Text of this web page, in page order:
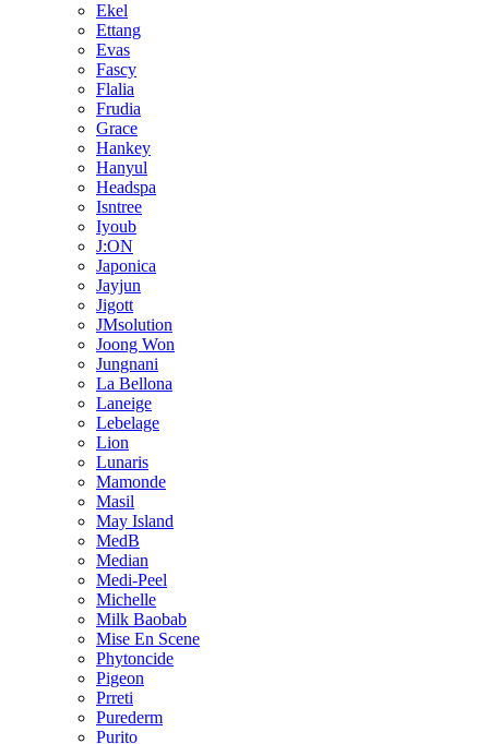
Ekel
Ettang
Evas
Fascy
Flalia
Frudia
Grace
Hankey
Hanyul
Headspa
Isntree
Iyoub
J:ON
Japonica
Jayjun
Jigott
JMsolution
Joong Won
Jungnani
La Bellona
Laneige
Lebelage
Lion
Lunaris
Mamonde
Masil
May Island
MedB
Median
Medi-Peel
Michelle
Milk Baobab
Mise En Scene
Phytoncide
Pigeon
Prreti
Purederm
Purito